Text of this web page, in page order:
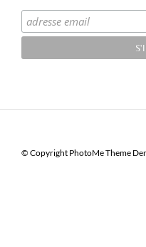
© Copyright PhotoMe Theme